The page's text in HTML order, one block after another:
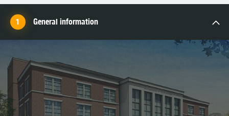
General information